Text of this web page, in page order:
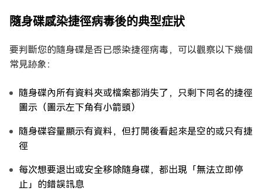
隨身碟感染捷徑病毒後的典型症狀
要判斷您的隨身碟是否已感染捷徑病毒，可以觀察以下幾個
常見跡象：
隨身碟內所有資料夾或檔案都消失了，只剩下同名的捷徑
圖示（圖示左下角有小箭頭）
隨身碟容量顯示有資料，但打開後看起來是空的或只有捷
徑
每次想要退出或安全移除隨身碟，都出現「無法立即停
止」的錯誤訊息